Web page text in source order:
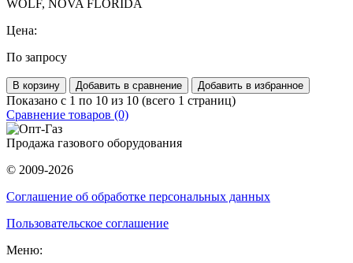
WOLF, NOVA FLORIDA
Цена:
По запросу
В корзину Добавить в сравнение Добавить в избранное
Показано с 1 по 10 из 10 (всего 1 страниц)
Сравнение товаров (0)
Продажа газового оборудования
© 2009-2026
Соглашение об обработке персональных данных
Пользовательское соглашение
Меню: